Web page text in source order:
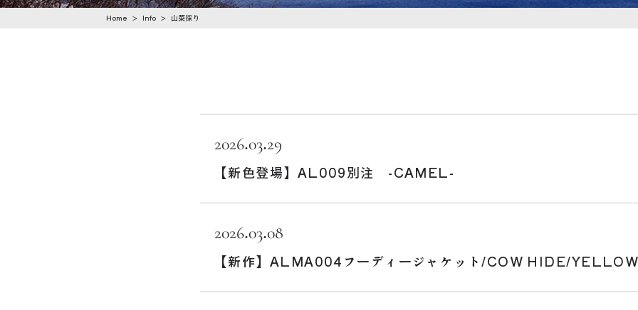
n
Home > Info > 山菜採り
2026.03.29
【新色登場】AL009別注 -CAMEL-
2026.03.08
【新作】ALMA004フーディージャケット/COW HIDE/